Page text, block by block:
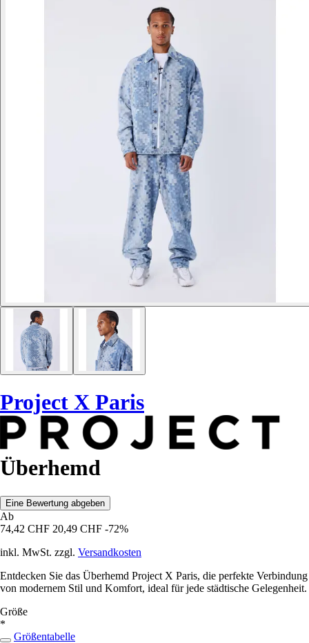
Project X Paris
Überhemd
Eine Bewertung abgeben
Ab
74,42 CHF 20,49 CHF -72%
inkl. MwSt. zzgl. Versandkosten
Entdecken Sie das Überhemd Project X Paris, die perfekte Verbindung
von modernem Stil und Komfort, ideal für jede städtische Gelegenheit.
Größe
*
Größentabelle